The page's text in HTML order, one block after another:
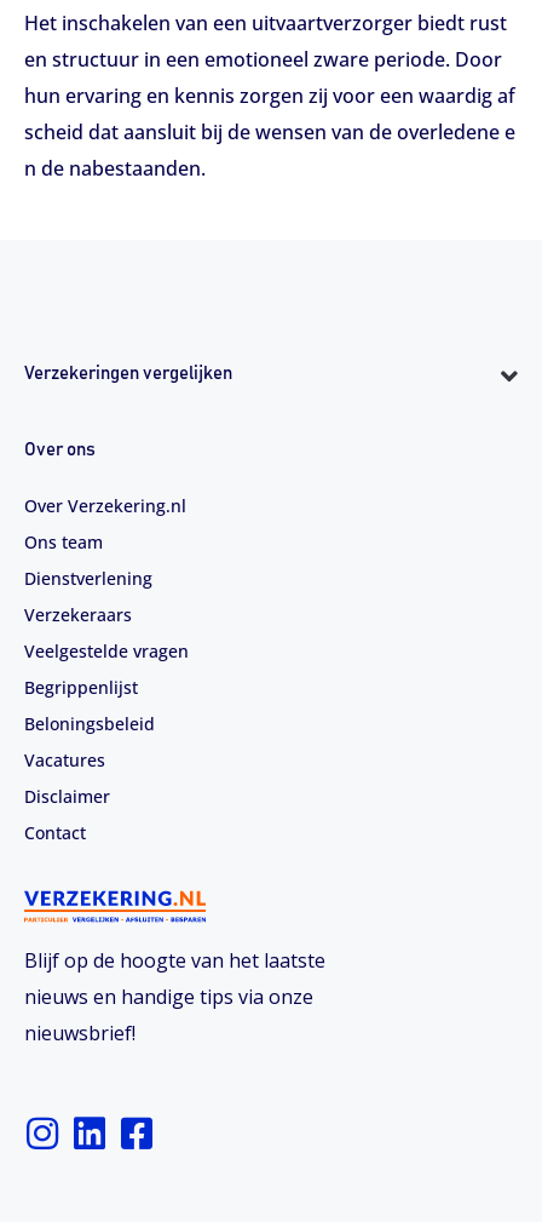
Het inschakelen van een uitvaartverzorger biedt rust
en structuur in een emotioneel zware periode. Door
hun ervaring en kennis zorgen zij voor een waardig af
scheid dat aansluit bij de wensen van de overledene e
n de nabestaanden.
Blijf op de hoogte van het laatste
nieuws en handige tips via onze
nieuwsbrief!
I
n
L
i
F
a
Verzekeringen vergelijken
Over ons
Over Verzekering.nl
Ons team
Dienstverlening
Verzekeraars
Veelgestelde vragen
Begrippenlijst
Beloningsbeleid
Vacatures
Disclaimer
Contact